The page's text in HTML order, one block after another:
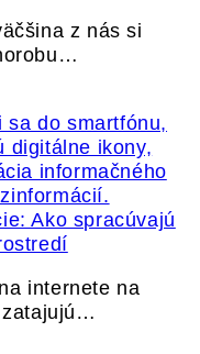
z nás si
Ako spracúvajú
internete na
zatajujú…